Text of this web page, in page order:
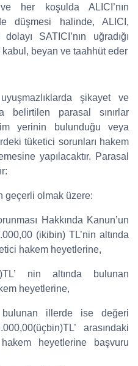
her koşulda ALICI’nın
düşmesi halinde, ALICI,
SATICI’nın uğradığı
kabul, beyan ve taahhüt eder
şikayet ve
belirtilen parasal sınırlar
yerinin bulunduğu veya
tüketici sorunları hakem
yapılacaktır. Parasal
geçerli olmak üzere:
Hakkında Kanun’un
(ikibin) TL’nin altında
hakem heyetlerine,
nin altında bulunan
heyetlerine,
illerde ise değeri
arasındaki
heyetlerine başvuru